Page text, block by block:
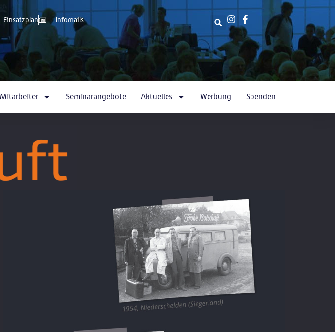
Einsatzplan Infomails
Mitarbeiter Seminarangebote Aktuelles Werbung Spenden